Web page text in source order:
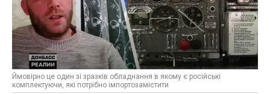
Ймовірно це один зі зразків обладнання в якому є російські
комплектуючи, які потрібно імпортозамістити